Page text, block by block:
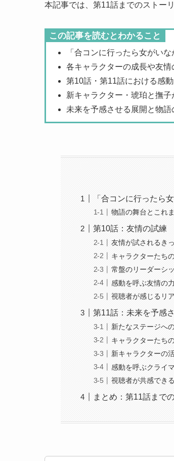
本記事では、第11話までのストー
この記事を読むとわかること
「合コンに行ったら女がい
各キャラクターの成長や友情
第10話・第11話における感
新キャラクター・琥珀と撫
未来を予感させる展開と物語
「合コンに行ったら
物語の舞台とこれ
第10話：友情の試練
友情が試されるき
キャラクターたち
常盤のリーダーシ
感動を呼ぶ友情の力
視聴者が感じるリ
第11話：未来を予感
新たなステージへ
キャラクターたち
新キャラクターの
感動を呼ぶクライ
視聴者が共感でき
まとめ：第11話まで